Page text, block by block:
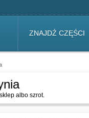
ZNAJDŹ CZĘŚCI
albo szrot.